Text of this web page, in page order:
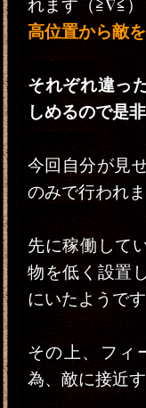
れます（≧∇≦）
高位置から敵
それぞれ違っ
しめるので是
今回自分が見
のみで行われま
先に稼働して
物を低く設置
にいたようです
その上、フィ
為、敵に接近